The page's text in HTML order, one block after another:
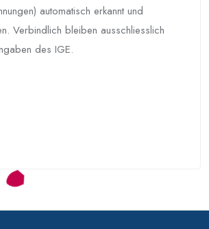
automatisch erkannt und
Verbindlich bleiben ausschliesslich
des IGE.